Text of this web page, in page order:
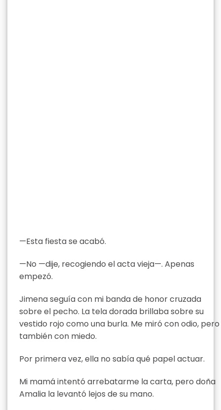
—Esta fiesta se acabó.
—No —dije, recogiendo el acta vieja—. Apenas
empezó.
Jimena seguía con mi banda de honor cruzada
sobre el pecho. La tela dorada brillaba sobre su
vestido rojo como una burla. Me miró con odio, pero
también con miedo.
Por primera vez, ella no sabía qué papel actuar.
Mi mamá intentó arrebatarme la carta, pero doña
Amalia la levantó lejos de su mano.